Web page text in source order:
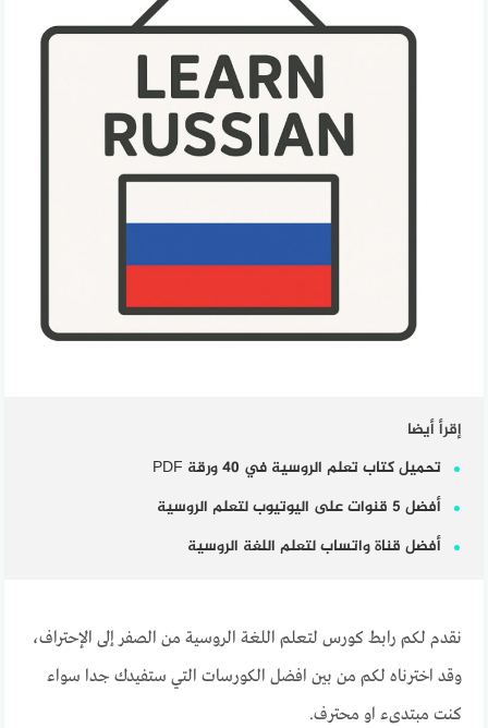
إقرأ أيضا
تحميل كتاب تعلم الروسية في 40 ورقة PDF
أفضل 5 قنوات على اليوتيوب لتعلم الروسية
أفضل قناة واتساب لتعلم اللغة الروسية
نقدم لكم رابط كورس لتعلم اللغة الروسية من الصفر إلى الإحتراف،
وقد اخترناه لكم من بين افضل الكورسات التي ستفيدك جدا سواء
كنت مبتدىء او محترف.